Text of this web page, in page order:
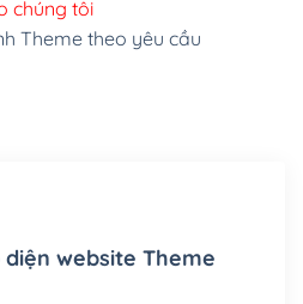
cho site Wordpress(+100,000₫)
.net .org (1 năm)
(1 năm)
chúng tôi
Theme theo yêu cầu
website Theme